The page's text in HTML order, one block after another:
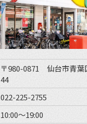
〒980-0871 仙台市青葉
44
022-225-2755
10:00〜19:00